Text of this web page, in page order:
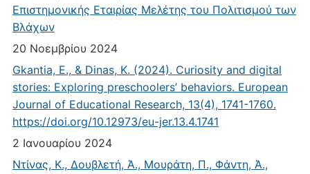
Επιστημονικής Εταιρίας Μελέτης του Πολιτισμού των
Βλάχων
20 Νοεμβρίου 2024
Gkantia, E., & Dinas, K. (2024). Curiosity and digital
stories: Exploring preschoolers’ behaviors. European
Journal of Educational Research, 13(4), 1741-1760.
https://doi.org/10.12973/eu-jer.13.4.1741
2 Ιανουαρίου 2024
Ντίνας, Κ., Δουβλετή, Ά., Μουράτη, Π., Φάντη, Ά.,